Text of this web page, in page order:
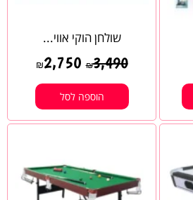
שולחן הוקי אווי...
₪3,490
₪2,750
הוספה לסל